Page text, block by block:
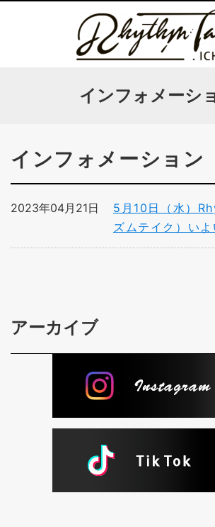
インフォメーシ
インフォメーション
5月10日（水）
ズムテイク）いよ
2023年04月21日
アーカイブ